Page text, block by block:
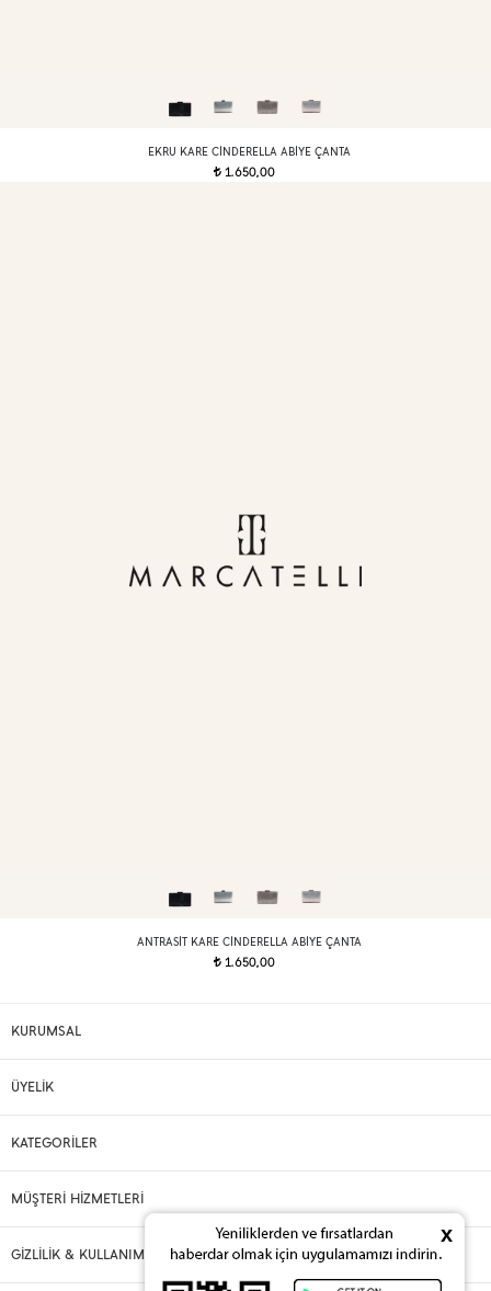
EKRU KARE CINDERELLA ABIYE ÇANTA
t 1.650,00
ANTRASIT KARE CINDERELLA ABIYE ÇANTA
t 1.650,00
KURUMSAL
ÜYELİK
KATEGORİLER
MÜŞTERİ HİZMETLERİ
GİZLİLİK & KULLANIM
x